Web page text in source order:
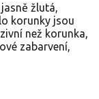
žlutá,
korunky jsou
než korunka,
zabarvení,